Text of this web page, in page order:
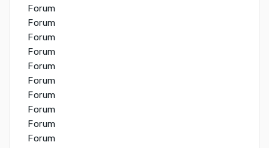
Forum
Forum
Forum
Forum
Forum
Forum
Forum
Forum
Forum
Forum